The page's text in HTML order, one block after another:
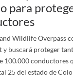
para
Wildlife Overpass
y buscará proteger
100.000 conductores
25 del estado de